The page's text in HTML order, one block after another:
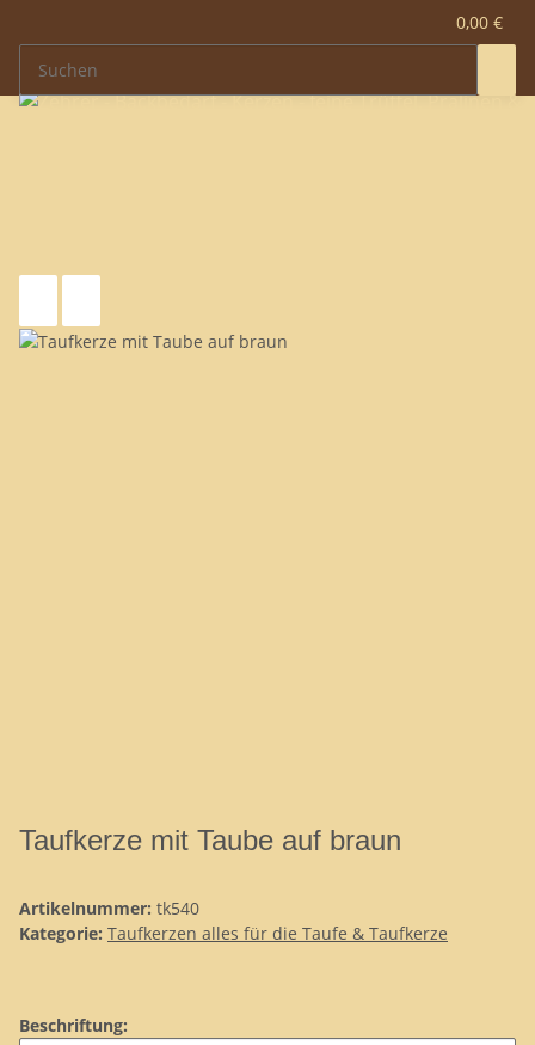
0,00 €
Taufkerze mit Taube auf braun
Artikelnummer: tk540
Kategorie: Taufkerzen alles für die Taufe & Taufkerze
Beschriftung: